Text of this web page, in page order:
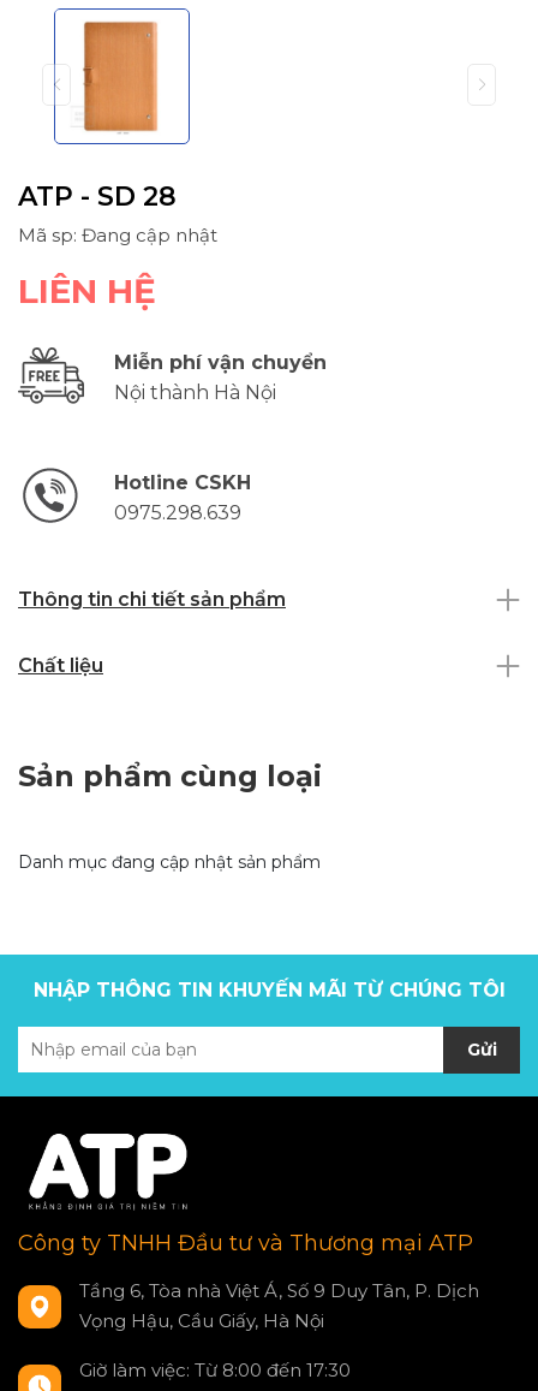
ATP - SD 28
Mã sp: Đang cập nhật
LIÊN HỆ
Miễn phí vận chuyển
Nội thành Hà Nội
Hotline CSKH
0975.298.639
Thông tin chi tiết sản phẩm
Chất liệu
Sản phẩm cùng loại
Danh mục đang cập nhật sản phẩm
NHẬP THÔNG TIN KHUYẾN MÃI TỪ CHÚNG TÔI
Gửi
Công ty TNHH Đầu tư và Thương mại ATP
Tầng 6, Tòa nhà Việt Á, Số 9 Duy Tân, P. Dịch
Vọng Hậu, Cầu Giấy, Hà Nội
Giờ làm việc: Từ 8:00 đến 17:30